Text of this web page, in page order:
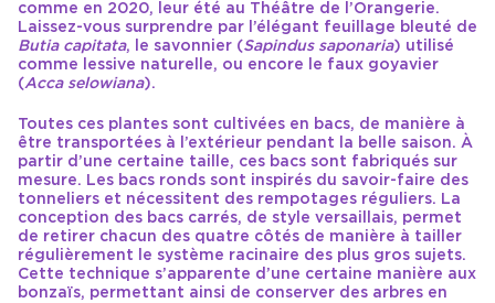
comme en 2020, leur été au Théâtre de l’Orangerie.
Laissez-vous surprendre par l’élégant feuillage bleuté de
Butia capitata, le savonnier (Sapindus saponaria) utilisé
comme lessive naturelle, ou encore le faux goyavier
(Acca selowiana).
Toutes ces plantes sont cultivées en bacs, de manière à
être transportées à l’extérieur pendant la belle saison. À
partir d’une certaine taille, ces bacs sont fabriqués sur
mesure. Les bacs ronds sont inspirés du savoir-faire des
tonneliers et nécessitent des rempotages réguliers. La
conception des bacs carrés, de style versaillais, permet
de retirer chacun des quatre côtés de manière à tailler
régulièrement le système racinaire des plus gros sujets.
Cette technique s’apparente d’une certaine manière aux
bonzaïs, permettant ainsi de conserver des arbres en